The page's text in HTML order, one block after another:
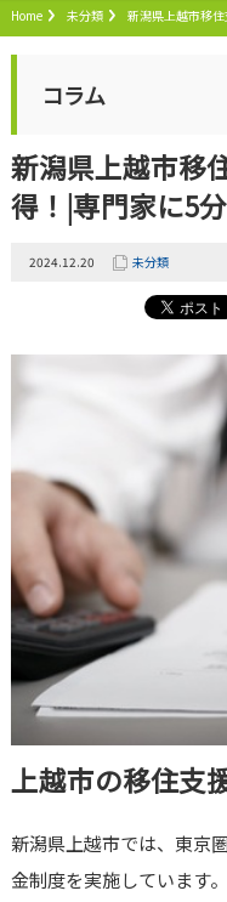
Home 未分類 新潟県上越市移
コラム
新潟県上越市移
得！|専門家に5
2024.12.20 未分類
上越市の移住支
新潟県上越市では、東京
金制度を実施しています